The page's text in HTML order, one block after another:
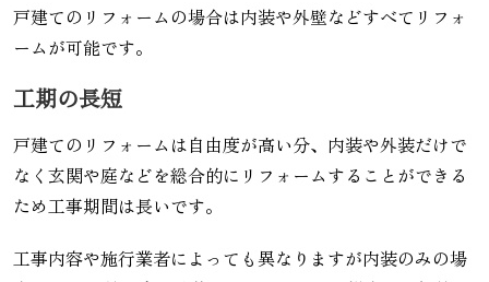
戸建てのリフォームの場合は内装や外壁などすべてリフォ
ームが可能です。
工期の長短
戸建てのリフォームは自由度が高い分、内装や外装だけで
なく玄関や庭などを総合的にリフォームすることができる
ため工事期間は長いです。
工事内容や施行業者によっても異なりますが内装のみの場